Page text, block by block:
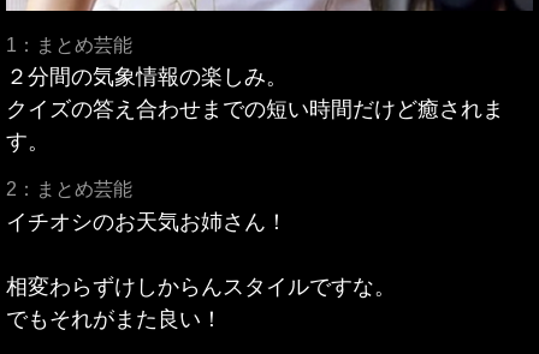
1：まとめ芸能
２分間の気象情報の楽しみ。
クイズの答え合わせまでの短い時間だけど癒されま
す。
2：まとめ芸能
イチオシのお天気お姉さん！
相変わらずけしからんスタイルですな。
でもそれがまた良い！